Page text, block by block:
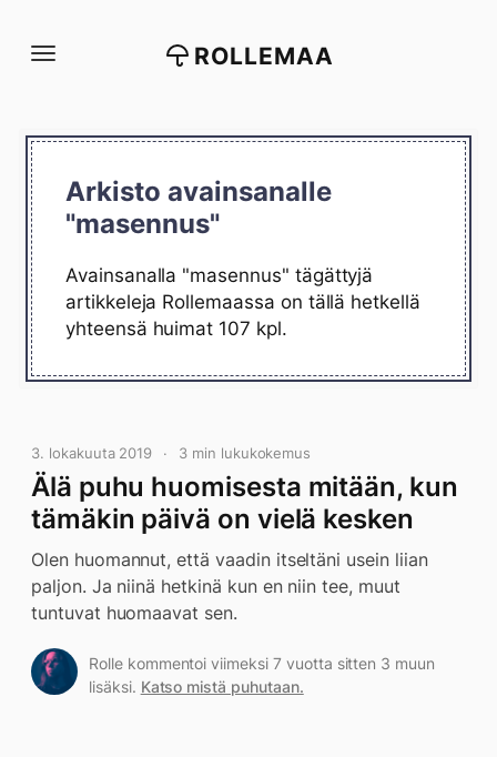
suoraan
ROLLEMAA
Arkisto avainsanalle
"masennus"
Avainsanalla "masennus" tägättyjä
artikkeleja Rollemaassa on tällä hetkellä
yhteensä huimat 107 kpl.
3. lokakuuta 2019 3 min lukukokemus
Älä puhu huomisesta mitään, kun
tämäkin päivä on vielä kesken
Olen huomannut, että vaadin itseltäni usein liian
paljon. Ja niinä hetkinä kun en niin tee, muut
tuntuvat huomaavat sen.
Rolle kommentoi viimeksi 7 vuotta sitten 3 muun
lisäksi. Katso mistä puhutaan.